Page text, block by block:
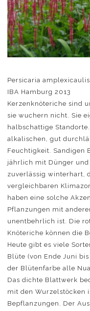
Persicaria
IBA Hamburg 2013
Kerzenknöteriche sind
sie wuchern nicht. Sie
halbschattige
alkalischen, gut
Feuchtigkeit. Sandigen
jährlich mit Dünger und
zuverlässig winterhart,
vergleichbaren
haben eine solche
Pflanzungen mit
unentbehrlich ist. Die
Knöteriche können die
Heute gibt es viele
Blüte (von Ende Juni
der Blütenfarbe alle
Das dichte Blattwerk
mit den Wurzelstöcken
Bepflanzungen. Der